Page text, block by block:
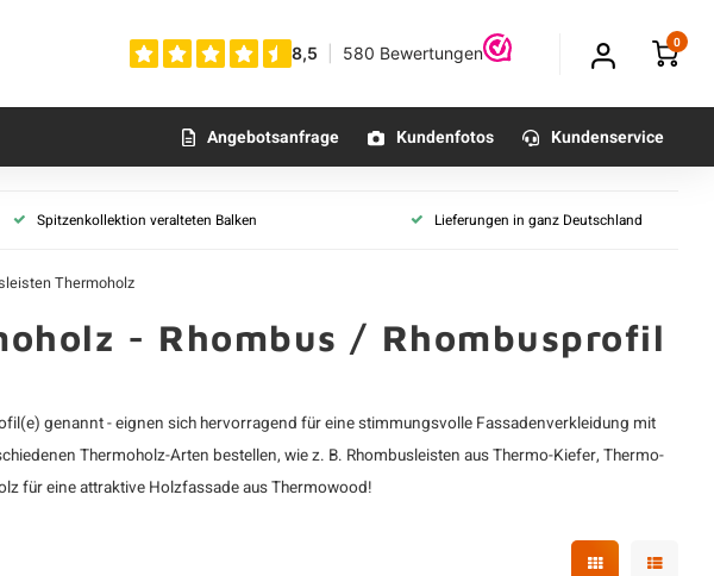
0
Esche Thermoholz
Kiefer Thermoholz
Angebotsanfrage Kundenfotos Kundenservice
Spitzenkollektion veralteten Balken Lieferungen in ganz Deutschland
Thermoholz
- Rhombus / Rhombusprofil
genannt - eignen sich hervorragend für eine stimmungsvolle Fassadenverkleidung mit
Thermoholz-Arten bestellen, wie z. B. Rhombusleisten ausThermo-Kiefer, Thermo-
für eine attraktive Holzfassade aus Thermowood!